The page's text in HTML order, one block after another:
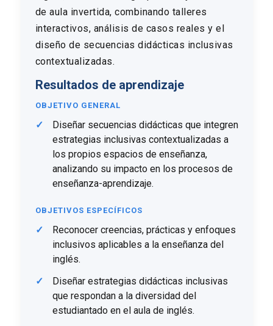
de aula invertida, combinando talleres
interactivos, análisis de casos reales y el
diseño de secuencias didácticas inclusivas
contextualizadas.
Resultados de aprendizaje
OBJETIVO GENERAL
Diseñar secuencias didácticas que integren
estrategias inclusivas contextualizadas a
los propios espacios de enseñanza,
analizando su impacto en los procesos de
enseñanza-aprendizaje.
OBJETIVOS ESPECÍFICOS
Reconocer creencias, prácticas y enfoques
inclusivos aplicables a la enseñanza del
inglés.
Diseñar estrategias didácticas inclusivas
que respondan a la diversidad del
estudiantado en el aula de inglés.